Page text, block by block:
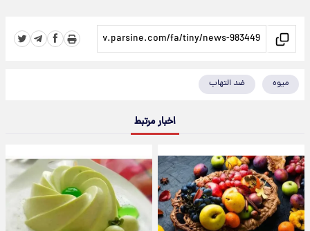
میوه ضد التهاب
اخبار مرتبط